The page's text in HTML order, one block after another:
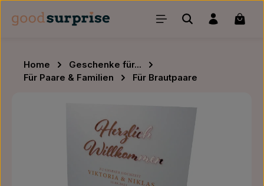
Zum Hauptinhalt springen
Home
Geschenke für...
Für Paare & Familien
Für Brautpaare